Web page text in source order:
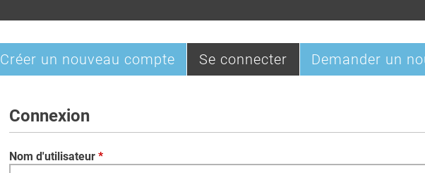
Créer un nouveau compte Se connecter (onglet
actif)
Demander un
Connexion
Nom d'utilisateur *